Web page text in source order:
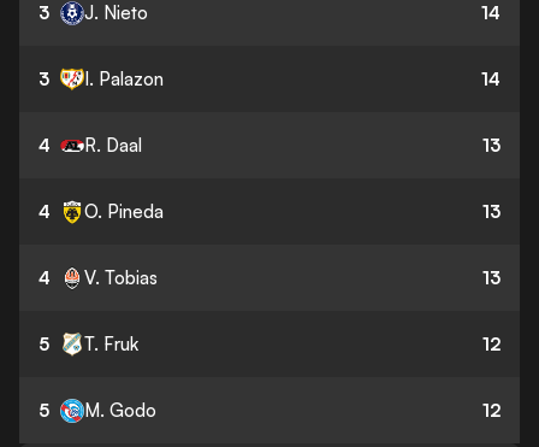
3 J. Nieto 14
3 I. Palazon 14
4 R. Daal 13
4 O. Pineda 13
4 V. Tobias 13
5 T. Fruk 12
5 M. Godo 12